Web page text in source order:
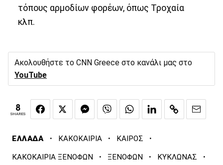
τόπους αρμοδίων φορέων, όπως Τροχαία
κλπ.
Ακολουθήστε το CNN Greece στο κανάλι μας στο
YouTube
8
SHARES
ΕΛΛΑΔΑ · ΚΑΚΟΚΑΙΡΙΑ · ΚΑΙΡΟΣ ·
ΚΑΚΟΚΑΙΡΙΑ ΞΕΝΟΦΩΝ · ΞΕΝΟΦΩΝ · ΚΥΚΛΩΝΑΣ ·